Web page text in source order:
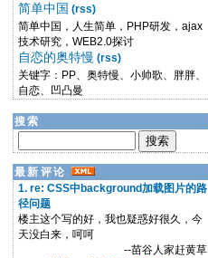
简单中国 (rss)
简单中国，人生简单，PHP研发，ajax
技术研究，WEB2.0探讨
自恋的奥特慢 (rss)
关键字：PP、奥特慢、小帅歌、胖胖、
自恋、凹凸曼
搜索
最新评论
1. re: CSS中background加载图片的路
径问题
楼主这个写的好，我也疑惑好很久，今
天没白来，呵呵
--苗谷人家赶黄草